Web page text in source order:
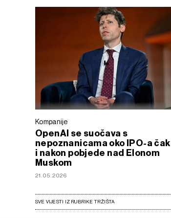
Kompanije
OpenAI se suočava s
nepoznanicama oko IPO-a čak
i nakon pobjede nad Elonom
Muskom
21.05.2026
SVE VIJESTI IZ RUBRIKE TRŽIŠTA